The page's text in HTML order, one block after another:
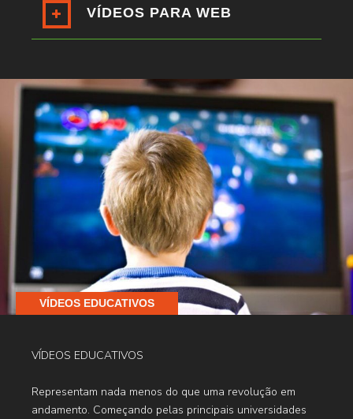
VÍDEOS PARA WEB
VÍDEOS EDUCATIVOS
VÍDEOS EDUCATIVOS
Representam nada menos do que uma revolução em
andamento. Começando pelas principais universidades